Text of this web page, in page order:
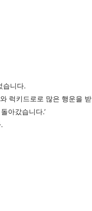
습니다.
럭키드로로 많은 행운을
아갔습니다.’